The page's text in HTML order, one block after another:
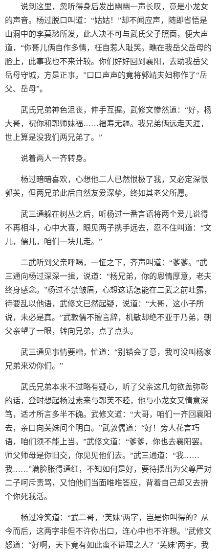
说到这里，忽听得身后发出幽幽一声长叹，竟是小龙女
的声音。杨过脱口叫道：“姑姑！”却不闻应声，随即省悟是
山洞中的李莫愁所发，此人决不可与武氏父子照面，便大声
道，“你哥儿俩自作多情，枉自惹人耻笑。瞧在我岳父岳母的
脸上，此事我也不来计较。你们好好回到襄阳，去助我岳父
岳母守城，方是正事。”口口声声的竟将郭靖夫妇称作了“岳
父、岳母”。
武氏兄弟神色沮丧，伸手互握。武修文惨然道：“好，杨
大哥，祝你和郭师妹福……福寿无疆。我兄弟俩远走天涯，
世上算是没我们两兄弟了。”
说着两人一齐转身。
杨过暗暗喜欢，心想他二人已然恨极了我，又必定深恨
郭芙，但两兄弟此后自然友爱深挚，终如其老父所愿。
武三通躲在树丛之后，听杨过一番言语将两个爱儿说得
不再相斗，心中大喜，眼见两子携手远去，忍不住叫道：“文
儿，儒儿，咱们一块儿走。”
二武听到父亲呼喝，一怔之下，齐声叫道：“爹爹。”武
三通向杨过深深一揖，说道：“杨兄弟，你的恩情厚意，老夫
终身感念。”杨过不禁皱眉，心想这话怎能在二武之前吐露，
待要乱以他语，武修文已然起疑，说道：“大哥，这小子所
说，未必是真。”武敦儒不擅言辞，机敏却绝不亚于乃弟，朝
父亲望了一眼，转向兄弟，点了点头。
武三通见事情要糟，忙道：“别错会了意，我可没叫杨家
兄弟来劝你们。”
武氏兄弟本来不过略有疑心，听了父亲这几句欲盖弥彰
的话，登时想起杨过素来与郭芙不睦，他与小龙女又情意深
笃，适才所言多半不确。武修文道：“大哥，咱们一齐回襄阳
去，亲口向芙妹问个明白。”武敦儒道：“好！旁人花言巧
语，咱们须不能上当。”武修文道：“爹爹，你也去襄阳罢。
师父师母是你旧交，你见见他们去。”武三通道：“我……
我……”满脸胀得通红，不知如何是好，要待摆出为父尊严对
二子呵斥责骂，又怕他们当面唯唯答应，背着自己却又去拚
个你死我活。
杨过冷笑道：“武二哥，‘芙妹’两字，岂是你叫得的？从
今而后，这两字非但不许你出口，连心中也不许想。”武修文
怒道：“好啊，天下竟有如此蛮不讲理之人？‘芙妹’两字，我